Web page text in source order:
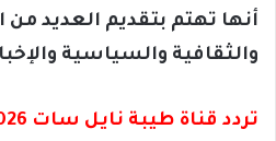
أنها تهتم بتقديم العديد من
والثقافية والسياسية
تردد قناة طيبة نايل سات 2026